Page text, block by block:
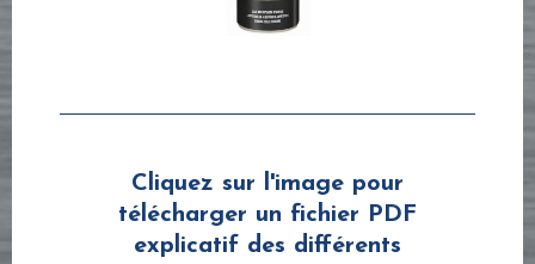
Cliquez sur l'image pour
télécharger un fichier PDF
explicatif des différents